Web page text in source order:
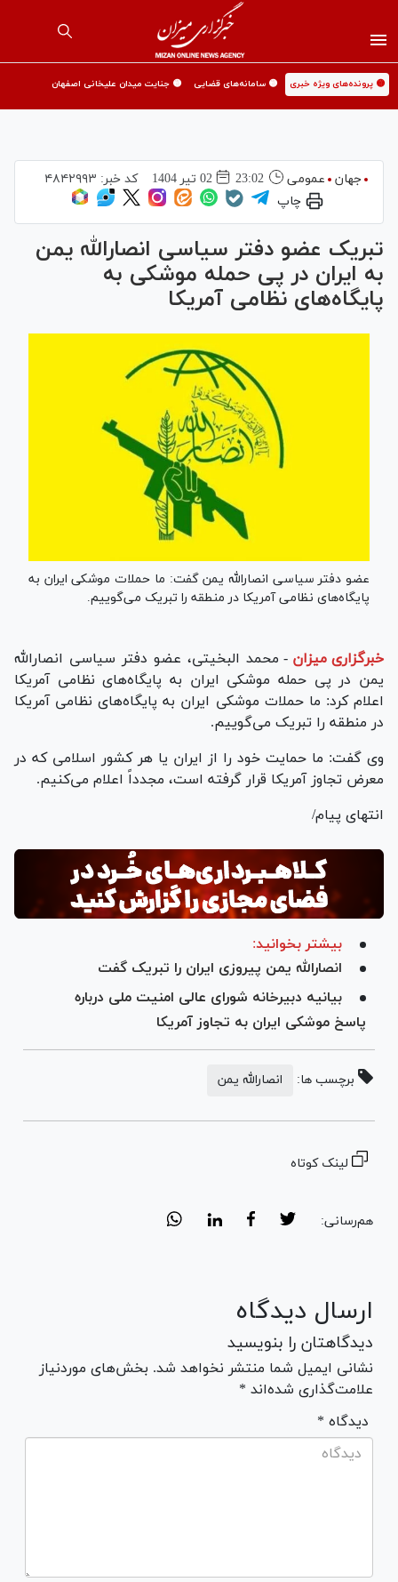
🟡 پرونده‌های ویژه خبری 🟡 سامانه‌های قضایی 🟡 جنایت میدان علیخانی اصفهان
جهان عمومی 23:02 02 تير 1404 کد خبر: ۴۸۴۲۹۹۳
چاپ
تبریک عضو دفتر سیاسی انصارالله یمن
به ایران در پی حمله موشکی به
پایگاه‌های نظامی آمریکا
عضو دفتر سیاسی انصارالله یمن گفت: ما حملات موشکی ایران به
پایگاه‌های نظامی آمریکا در منطقه را تبریک می‌گوییم.
خبرگزاری میزان - محمد البخیتی، عضو دفتر سیاسی انصارالله
یمن در پی حمله موشکی ایران به پایگاه‌های نظامی آمریکا
اعلام کرد: ما حملات موشکی ایران به پایگاه‌های نظامی آمریکا
در منطقه را تبریک می‌گوییم.
وی گفت: ما حمایت خود را از ایران یا هر کشور اسلامی که در
معرض تجاوز آمریکا قرار گرفته است، مجدداً اعلام می‌کنیم.
انتهای پیام/
بیشتر بخوانید:
انصارالله یمن پیروزی ایران را تبریک گفت
بیانیه دبیرخانه شورای عالی امنیت ملی درباره
پاسخ موشکی ایران به تجاوز آمریکا
برچسب ها: انصارالله یمن
لینک کوتاه
هم‌رسانی:
ارسال دیدگاه
دیدگاهتان را بنویسید
نشانی ایمیل شما منتشر نخواهد شد. بخش‌های موردنیاز
علامت‌گذاری شده‌اند *
* دیدگاه